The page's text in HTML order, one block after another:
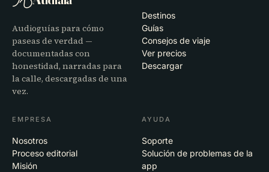
Audioguías para cómo
paseas de verdad —
documentadas con
honestidad, narradas para
la calle, descargadas de una
vez.
Destinos
Guías
Consejos de viaje
Ver precios
Descargar
EMPRESA
Nosotros
Proceso editorial
Misión
AYUDA
Soporte
Solución de problemas de la
app